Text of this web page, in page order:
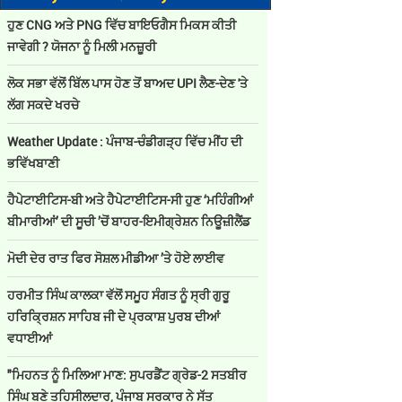
ਹੁਣ CNG ਅਤੇ PNG ਵਿੱਚ ਬਾਇਓਗੈਸ ਮਿਕਸ ਕੀਤੀ
ਜਾਵੇਗੀ ? ਯੋਜਨਾ ਨੂੰ ਮਿਲੀ ਮਨਜ਼ੂਰੀ
ਲੋਕ ਸਭਾ ਵੱਲੋਂ ਬਿੱਲ ਪਾਸ ਹੋਣ ਤੋਂ ਬਾਅਦ UPI ਲੈਣ-ਦੇਣ 'ਤੇ
ਲੱਗ ਸਕਦੇ ਖਰਚੇ
Weather Update : ਪੰਜਾਬ-ਚੰਡੀਗੜ੍ਹ ਵਿੱਚ ਮੀਂਹ ਦੀ
ਭਵਿੱਖਬਾਣੀ
ਹੈਪੇਟਾਈਟਿਸ-ਬੀ ਅਤੇ ਹੈਪੇਟਾਈਟਿਸ-ਸੀ ਹੁਣ ‘ਮਹਿੰਗੀਆਂ
ਬੀਮਾਰੀਆਂ’ ਦੀ ਸੂਚੀ ’ਚੋਂ ਬਾਹਰ-ਇਮੀਗ੍ਰੇਸ਼ਨ ਨਿਊਜ਼ੀਲੈਂਡ
ਮੋਦੀ ਦੇਰ ਰਾਤ ਫਿਰ ਸੋਸ਼ਲ ਮੀਡੀਆ ’ਤੇ ਹੋਏ ਲਾਈਵ
ਹਰਮੀਤ ਸਿੰਘ ਕਾਲਕਾ ਵੱਲੋਂ ਸਮੂਹ ਸੰਗਤ ਨੂੰ ਸ੍ਰੀ ਗੁਰੂ
ਹਰਿਕ੍ਰਿਸ਼ਨ ਸਾਹਿਬ ਜੀ ਦੇ ਪ੍ਰਕਾਸ਼ ਪੁਰਬ ਦੀਆਂ
ਵਧਾਈਆਂ
"ਮਿਹਨਤ ਨੂੰ ਮਿਲਿਆ ਮਾਣ: ਸੁਪਰਡੈਂਟ ਗ੍ਰੇਡ-2 ਸਤਬੀਰ
ਸਿੰਘ ਬਣੇ ਤਹਿਸੀਲਦਾਰ, ਪੰਜਾਬ ਸਰਕਾਰ ਨੇ ਸੱਤ